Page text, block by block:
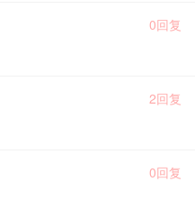
0回复
2回复
0回复